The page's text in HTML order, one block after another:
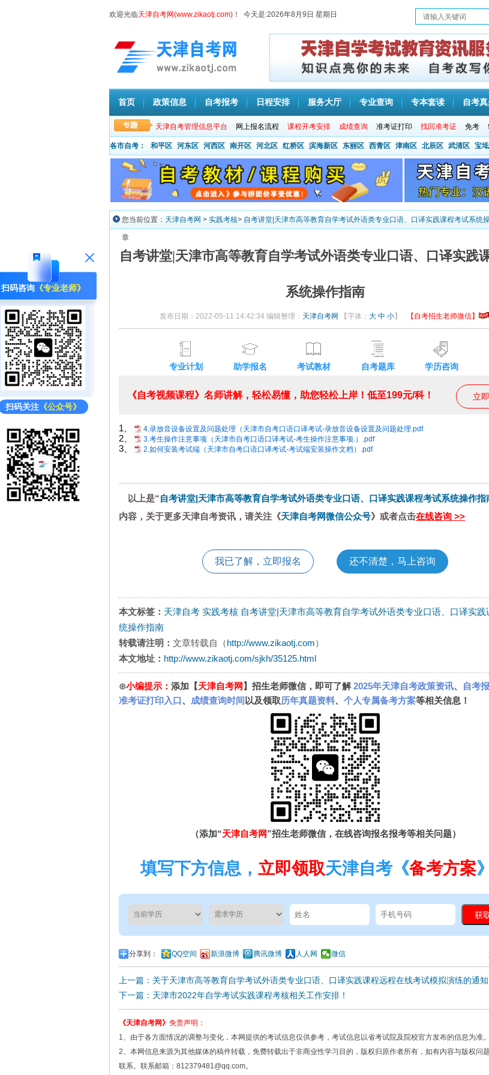
扫码咨询 《专业老师》
扫码关注 《公众号》
欢迎光临天津自考网(www.zikaotj.com) ！ 今天是:2026年8月9日 星期日
首页 政策信息 自考报考 日程安排 服务大厅 专业查询 专本套读 自考
天津自考管理信息平台 网上报名流程 课程开考安排 成绩查询 准考证打印 找回准考证 免考
各市自考： 和平区 河东区 河西区 南开区 河北区 红桥区 滨海新区 东丽区 西青区 津南区 北辰区 武清区 宝
您当前位置： 天津自考网 > 实践考核> 自考讲堂|天津市高等教育自学考试外语类专业口语、口译实践课程考试系统
章
自考讲堂|天津市高等教育自学考试外语类专业口语、口译实践
系统操作指南
发布日期：2022-05-11 14:42:34 编辑整理： 天津自考网 【字体： 大 中 小】 【自考招生老师微信】
专业计划 助学报名 考试教材 自考题库 学历咨询
立
《自考视频课程》名师讲解，轻松易懂，助您轻松上岸！低至199元/科！
1、 4.录放音设备设置及问题处理（天津市自考口语口译考试-录放音设备设置及问题处理.pdf
2、 3.考生操作注意事项（天津市自考口语口译考试-考生操作注意事项.）.pdf
3、 2.如何安装考试端（天津市自考口语口译考试-考试端安装操作文档）.pdf
以上是“自考讲堂|天津市高等教育自学考试外语类专业口语、口译实践课程考试系统操作指
内容，关于更多天津自考资讯，请关注《天津自考网微信公众号》或者点击在线咨询 >>
我已了解，立即报名 还不清楚，马上咨询
本文标签： 天津自考 实践考核 自考讲堂|天津市高等教育自学考试外语类专业口语、口译实践
统操作指南
转载请注明： 文章转载自（http://www.zikaotj.com）
本文地址： http://www.zikaotj.com/sjkh/35125.html
⊙小编提示： 添加【天津自考网 】招生老师微信，即可了解2025年天津自考政策资讯、 自考
准考证打印入口、 成绩查询时间 以及领取历年真题资料、 个人专属备考方案等相关信息！
（添加“天津自考网”招生老师微信，在线咨询报名报考等相关问题）
填写下方信息， 立即领取天津自考《备考方案
分享到： QQ空间 新浪微博 腾讯微博 人人网 微信
上一篇：关于天津市高等教育自学考试外语类专业口语、口译实践课程远程在线考试模拟演练的通知
下一篇：天津市2022年自学考试实践课程考核相关工作安排！
《天津自考网》 免责声明：
1、由于各方面情况的调整与变化，本网提供的考试信息仅供参考，考试信息以省考试院及院校官方发布的信息为准。
2、本网信息来源为其他媒体的稿件转载，免费转载出于非商业性学习目的，版权归原作者所有，如有内容与版权问
联系。联系邮箱：812379481@qq.com。